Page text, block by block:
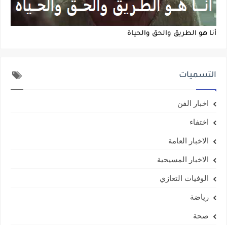
أنا هو الطريق والحق والحياة
التسميات
اخبار الفن
اختفاء
الاخبار العامة
الاخبار المسيحية
الوفيات التعازي
رياضة
صحة